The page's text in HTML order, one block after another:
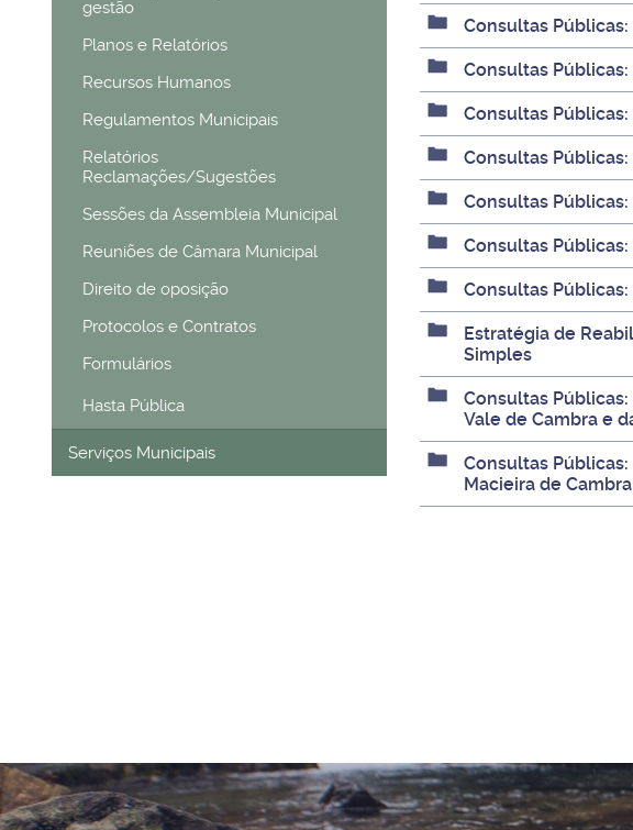
gestão
Planos e Relatórios
Recursos Humanos
Regulamentos Municipais
Relatórios
Reclamações/Sugestões
Sessões da Assembleia Municipal
Reuniões de Câmara Municipal
Direito de oposição
Protocolos e Contratos
Formulários
Hasta Pública
Serviços Municipais
Consultas
Consultas
Consultas
Consultas
Consultas
Consultas Públicas:
Consultas Públicas:
Estratégia de
Simples
Consultas
Vale de Cambra e
Consultas
Macieira de